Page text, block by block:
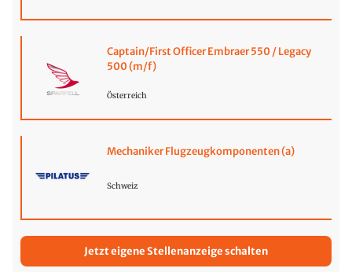
Captain/First Officer Embraer 550 / Legacy
500 (m/f)
Österreich
Mechaniker Flugzeugkomponenten (a)
Schweiz
Jetzt eigene Stellenanzeige schalten